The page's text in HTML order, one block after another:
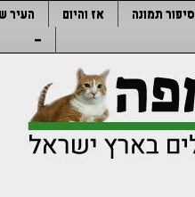
סיפור תמונה אז והיום העיר
–